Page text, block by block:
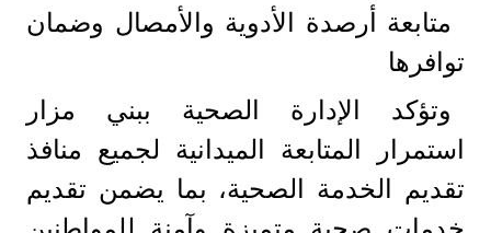
متابعة أرصدة الأدوية والأمصال وضمان
توافرها
وتؤكد الإدارة الصحية ببني مزار
استمرار المتابعة الميدانية لجميع منافذ
تقديم الخدمة الصحية، بما يضمن تقديم